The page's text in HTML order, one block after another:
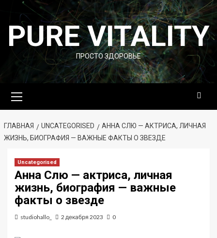
Перейти
содержимому
PURE VITALITY
ПРОСТО ЗДОРОВЬЕ
меню
ГЛАВНАЯ UNCATEGORISED
АННА СЛЮ — АКТРИСА, ЛИЧНАЯ
ЖИЗНЬ, БИОГРАФИЯ — ВАЖНЫЕ ФАКТЫ О ЗВЕЗДЕ
Uncategorised
Анна Слю — актриса, личная
жизнь, биография — важные
факты о звезде
studiohallo_ 2 декабря 2023 0